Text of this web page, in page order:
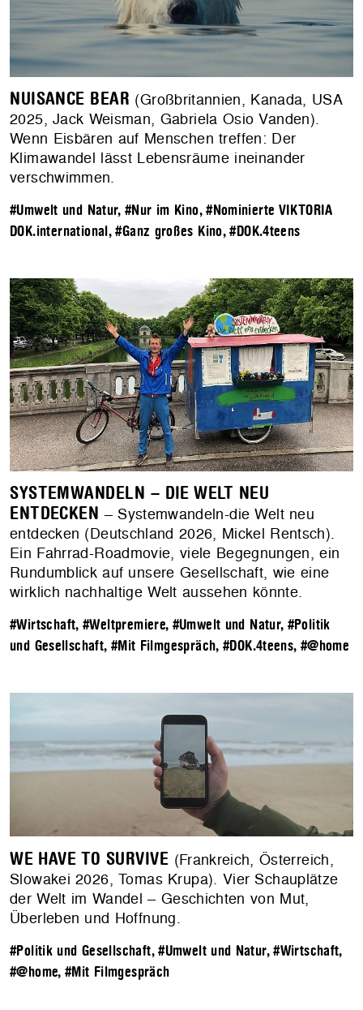
NUISANCE BEAR (Großbritannien, Kanada, USA
2025, Jack Weisman, Gabriela Osio Vanden).
Wenn Eisbären auf Menschen treffen: Der
Klimawandel lässt Lebensräume ineinander
verschwimmen.
#Umwelt und Natur,#Nur im Kino,#Nominierte VIKTORIA
DOK.international,#Ganz großes Kino,#DOK.4teens
SYSTEMWANDELN – DIE WELT NEU
ENTDECKEN – Systemwandeln-die Welt neu
entdecken (Deutschland 2026, Mickel Rentsch).
Ein Fahrrad-Roadmovie, viele Begegnungen, ein
Rundumblick auf unsere Gesellschaft, wie eine
wirklich nachhaltige Welt aussehen könnte.
#Wirtschaft,#Weltpremiere, #Umwelt und Natur, #Politik
und Gesellschaft, #Mit Filmgespräch, #DOK.4teens, #@home
WE HAVE TO SURVIVE (Frankreich, Österreich,
Slowakei 2026, Tomas Krupa). Vier Schauplätze
der Welt im Wandel – Geschichten von Mut,
Überleben und Hoffnung.
#Politik und Gesellschaft,#Umwelt und Natur,#Wirtschaft,
#@home,#Mit Filmgespräch